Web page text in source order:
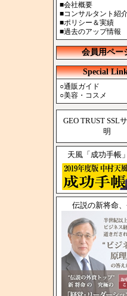
■会社概要
■コンサルタント紹
■ポリシー＆実績
■過去のアップ情報
会員用ペー
Special
○通販ガイド
○美容・コスメ
GEO TRUST SSL
明
天風「成功手帳
伝説の新将命